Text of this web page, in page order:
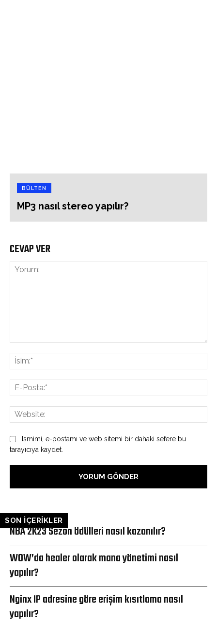
BÜLTEN
MP3 nasıl stereo yapılır?
CEVAP VER
Ismimi, e-postamı ve web sitemi bir dahaki sefere bu
tarayıcıya kaydet.
SON İÇERİKLER
NBA 2K23 Sezon ödülleri nasıl kazanılır?
WOW’da healer olarak mana yönetimi nasıl
yapılır?
Nginx IP adresine göre erişim kısıtlama nasıl
yapılır?